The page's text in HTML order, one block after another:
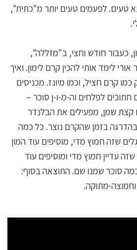
טעים. לפעמים טעים יותר מ"כתית",
כעבור חודש וחצי, ב"מזללה",
לימד אותי להכין קרם לימון. ואיך
כמו קרם חציל, וכמו מיונז. מכניסים
חתוכים לפלחים וה-מ-ו-ן סוכר –
קצת שמן, מפעילים את הבלנדר
בזמן שהקרם נוצר. כל כמה
שזה חמוץ מדי, מוסיפים עוד המון
עדיין חמוץ מדי ומוסיפים עוד
סוכר שמנו שם. התוצאה בסוף:
מתוקה.